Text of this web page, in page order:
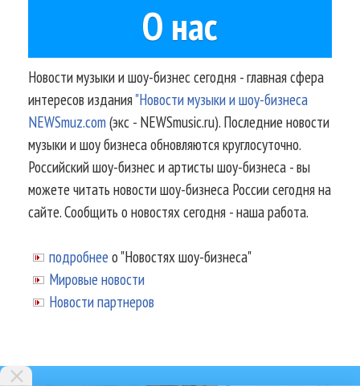
О нас
Новости музыки и шоу-бизнес сегодня - главная сфера
интересов издания"Новости музыки и шоу-бизнеса
NEWSmuz.com(экс - NEWSmusic.ru). Последние новости
музыки и шоу бизнеса обновляются круглосуточно.
Российский шоу-бизнес и артисты шоу-бизнеса - вы
можете читать новости шоу-бизнеса России сегодня на
сайте. Сообщить о новостях сегодня - наша работа.
подробнее о "Новостях шоу-бизнеса"
Мировые новости
Новости партнеров